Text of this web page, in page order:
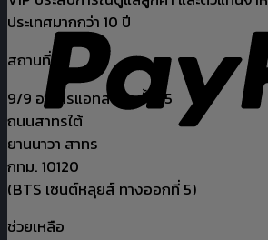
The
options
may
chosen
on
the
product
page
ประเทศมากกว่า 10 ปี
สถานที่ตั้ง
9/9 อาคารแอทสาทร ชั้น 15
ถนนสาทรใต้
ยานนาวา สาทร
กทม. 10120
(BTS เซนต์หลุยส์ ทางออกที่ 5)
ช่วยเหลือ